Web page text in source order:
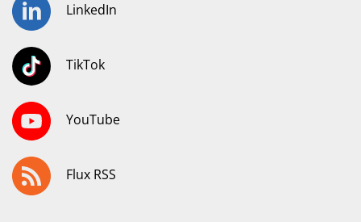
LinkedIn
TikTok
YouTube
Flux RSS